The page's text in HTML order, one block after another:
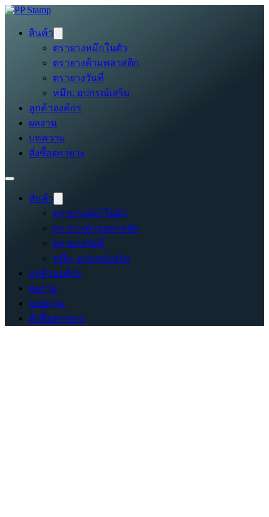
สินค้า
ตรายางหมึกในตัว
ตรายางด้ามพลาสติก
ตรายางวันที่
หมึก, อุปกรณ์เสริม
ลูกค้าองค์กร
ผลงาน
บทความ
สั่งซื้อตรายาง
สินค้า
ตรายางหมึกในตัว
ตรายางด้ามพลาสติก
ตรายางวันที่
หมึก, อุปกรณ์เสริม
ลูกค้าองค์กร
ผลงาน
บทความ
สั่งซื้อตรายาง